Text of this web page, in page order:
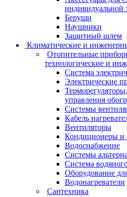
индивидуальной
Беруши
Наушники
Защитный шлем
Климатические и
Отопительные
технологические и
Система
Электрические
управления
Системы
Кабель
Вентиляторы
Кондиционеры и
Водоснабжение
Системы
Система
Оборудование
Водонагреватели
Сантехника